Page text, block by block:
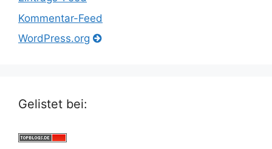
Kommentar-Feed
WordPress.org
Gelistet bei: